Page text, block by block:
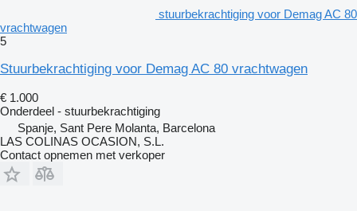
stuurbekrachtiging voor Demag AC 80
vrachtwagen
5
Stuurbekrachtiging voor Demag AC 80 vrachtwagen
€ 1.000
Onderdeel - stuurbekrachtiging
Spanje, Sant Pere Molanta, Barcelona
LAS COLINAS OCASION, S.L.
Contact opnemen met verkoper